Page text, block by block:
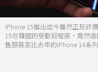
iPhone 15推出迄今雖然正反評
15在韓國的受歡迎程度，竟然
售額甚至比去年的iPhone 14系